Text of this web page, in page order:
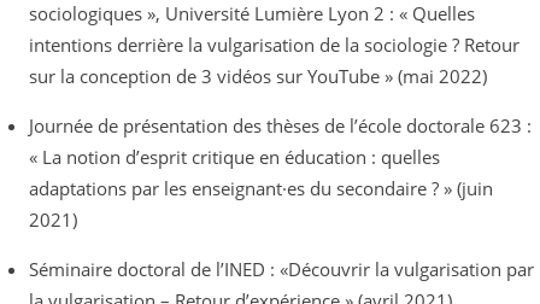
sociologiques », Université Lumière Lyon 2 : « Quelles
intentions derrière la vulgarisation de la sociologie ? Retour
sur la conception de 3 vidéos sur YouTube » (mai 2022)
Journée de présentation des thèses de l’école doctorale 623 :
« La notion d’esprit critique en éducation : quelles
adaptations par les enseignant·es du secondaire ? » (juin
2021)
Séminaire doctoral de l’INED : «Découvrir la vulgarisation par